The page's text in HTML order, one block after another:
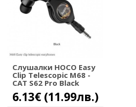
Слушалки HOCO Easy
Clip Telescopic M68 -
CAT S62 Pro Black
6.13€ (11.99лв.)